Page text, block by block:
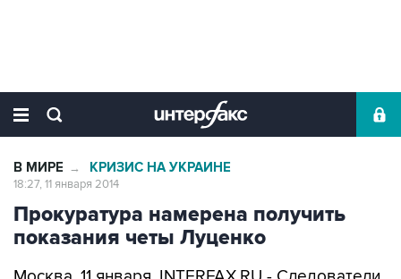
В МИРЕ → КРИЗИС НА УКРАИНЕ
18:27, 11 января 2014
Прокуратура намерена получить
показания четы Луценко